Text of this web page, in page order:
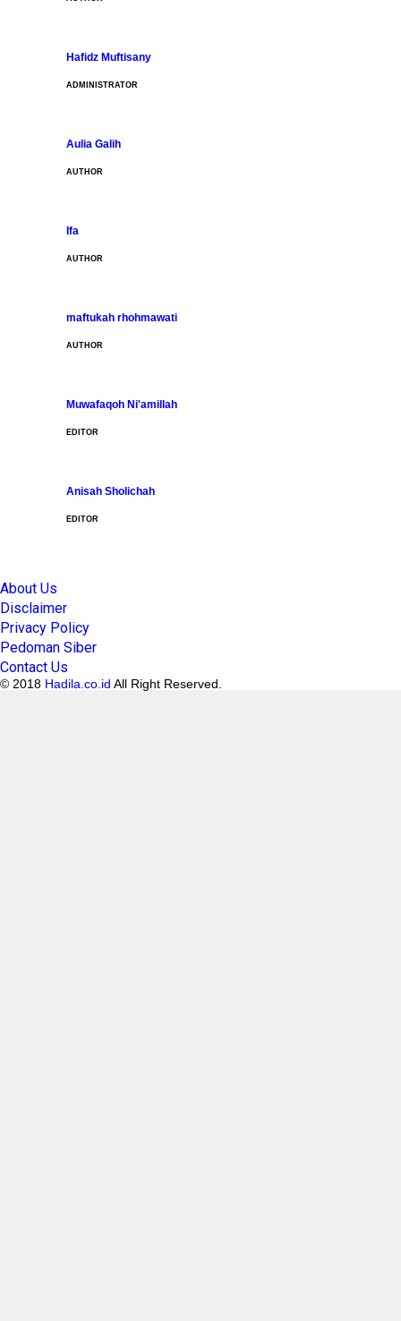
Hafidz Muftisany
ADMINISTRATOR
Aulia Galih
AUTHOR
Ifa
AUTHOR
maftukah rhohmawati
AUTHOR
Muwafaqoh Ni'amillah
EDITOR
Anisah Sholichah
EDITOR
About Us
Disclaimer
Privacy Policy
Pedoman Siber
Contact Us
© 2018 Hadila.co.id All Right Reserved.